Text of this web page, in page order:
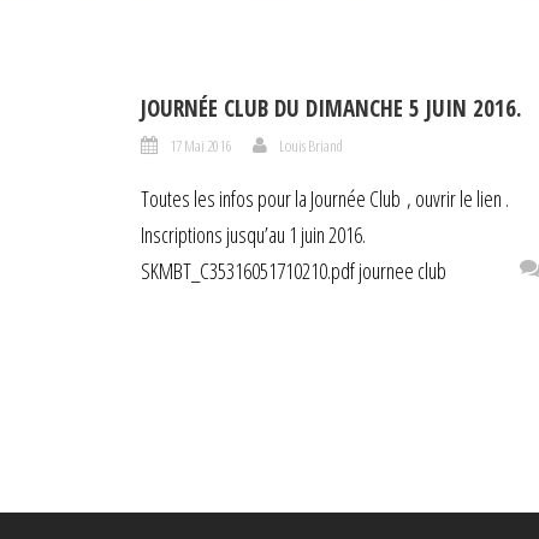
JOURNÉE CLUB DU DIMANCHE 5 JUIN 2016.
17 Mai 2016 Louis Briand
Toutes les infos pour la Journée Club , ouvrir le lien .
Inscriptions jusqu’au 1 juin 2016.
SKMBT_C35316051710210.pdf journee club